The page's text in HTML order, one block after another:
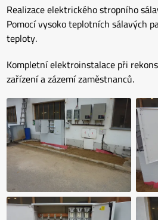
Realizace elektrického stropního
Pomocí vysoko teplotních sálavých
teploty.
Kompletní elektroinstalace při
zařízení a zázemí zaměstnanců.